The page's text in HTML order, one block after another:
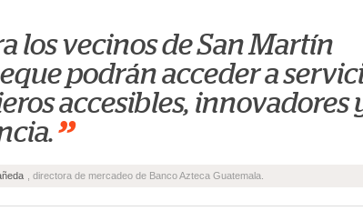
los vecinos de San Martín
podrán acceder a
accesibles, innovadores
”
, directora de mercadeo de Banco Azteca Guatemala.